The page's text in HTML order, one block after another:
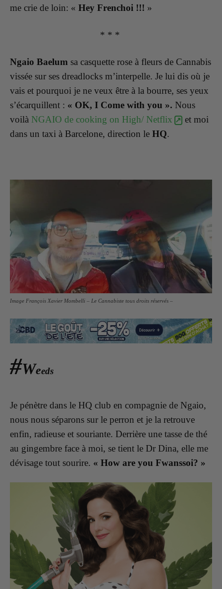
me crie de loin: « Hey Frenchoi !!! »
* * *
Ngaio Baelum sa casquette rose à fleurs de Cannabis
vissée sur ses dreadlocks m’interpelle. Je lui dis où je
vais et pourquoi je ne veux être à la bourre, ses yeux
s’écarquillent : « OK, I Come with you ». Nous
voilà NGAIO de cooking on High/ Netflix
et moi
dans un taxi à Barcelone, direction le HQ.
Image François Xavier Mombelli – Le Cannabiste tous droits réservés –
#Weeds
Je pénètre dans le HQ club en compagnie de Ngaio,
nous nous séparons sur le perron et je la retrouve
enfin, radieuse et souriante. Derrière une tasse de thé
au gingembre face à moi, se tient le Dr Dina, elle me
dévisage tout sourire. « How are you Fwanssoi? »